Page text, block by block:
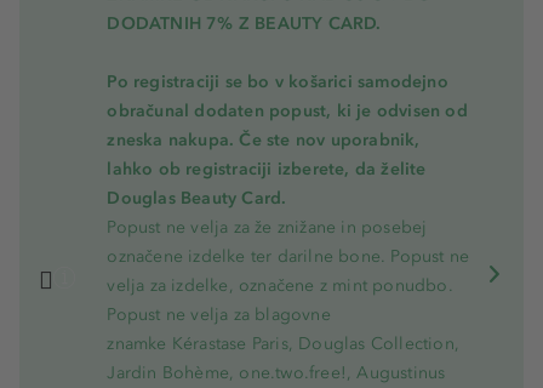
DODATNIH 7% Z BEAUTY CARD.
Po registraciji se bo v košarici samodejno
obračunal dodaten popust, ki je odvisen od
zneska nakupa. Če ste nov uporabnik,
lahko ob registraciji izberete, da želite
Douglas Beauty Card.
Popust ne velja za že znižane in posebej
označene izdelke ter darilne bone. Popust ne
velja za izdelke, označene z mint ponudbo.
Popust ne velja za blagovne
znamke Kérastase Paris, Douglas Collection,
Jardin Bohème, one.two.free!, Augustinus